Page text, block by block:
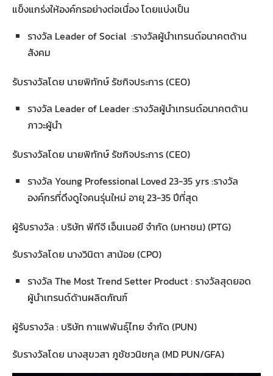
แข็งแกร่งให้องค์กรอย่างต่อเนื่อง โดยแบ่งเป็น
รางวัล Leader of Social :รางวัลผู้นำเทรนด์อนาคตด้าน
สังคม
รับรางวัลโดย นายพิทักษ์ รัชกิจประการ (CEO)
รางวัล Leader of Leader :รางวัลผู้นำเทรนด์อนาคตด้าน
ภาวะผู้นำ
รับรางวัลโดย นายพิทักษ์ รัชกิจประการ (CEO)
รางวัล Young Professional Loved 23-35 yrs :รางวัล
องค์กรที่ดึงดูใจคนรุ่นใหม่ อายุ 23-35 ปีที่สุด
ผู้รับรางวัล : บริษัท พีทีจี เอ็นเนอยี จำกัด (มหาชน) (PTG)
รับรางวัลโดย นางวินิตา สาน้อย (CPO)
รางวัล The Most Trend Setter Product : รางวัลสุดยอด
ผู้นำเทรนด์ด้านผลิตภัณฑ์
ผู้รับรางวัล : บริษัท กาแฟพันธุ์ไทย จำกัด (PUN)
รับรางวัลโดย นางสุขวสา ภูชัชวนิชกุล (MD PUN/GFA)